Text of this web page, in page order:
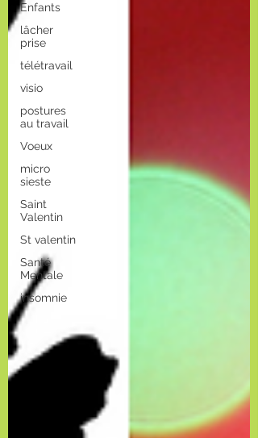
Enfants
lâcher
prise
télétravail
visio
postures
au travail
Voeux
micro
sieste
Saint
Valentin
St valentin
Santé
Mentale
insomnie